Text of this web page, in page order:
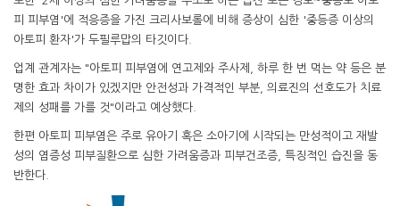
피 피부염'에 적응증을 가진 크리사보롤에 비해 증상이 심한 '중등증 이상의
아토피 환자'가 두필루맙의 타깃이다.
업계 관계자는 "아토피 피부염에 연고제와 주사제, 하루 한 번 먹는 약 등은 분
명한 효과 차이가 있겠지만 안전성과 가격적인 부분, 의료진의 선호도가 치료
제의 성패를 가를 것"이라고 예상했다.
한편 아토피 피부염은 주로 유아기 혹은 소아기에 시작되는 만성적이고 재발
성의 염증성 피부질환으로 심한 가려움증과 피부건조증, 특징적인 습진을 동
반한다.